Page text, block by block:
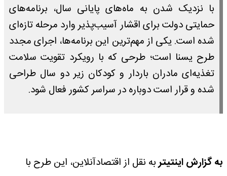
با نزدیک شدن به ماه‌های پایانی سال، برنامه‌های
حمایتی دولت برای اقشار آسیب‌پذیر وارد مرحله تازه‌ای
شده است. یکی از مهم‌ترین این برنامه‌ها، اجرای مجدد
طرح یسنا است؛ طرحی که با رویکرد تقویت سلامت
تغذیه‌ای مادران باردار و کودکان زیر دو سال طراحی
شده و قرار است دوباره در سراسر کشور فعال شود.
به گزارش اینتیتربه نقل از اقتصادآنلاین، این طرح با